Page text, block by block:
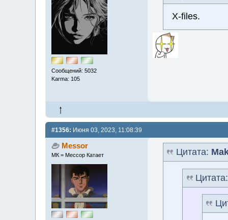
Сообщений: 5032
Karma: 105
X-files.
#1356: Июня 03, 2023, 11:08:39
Messor
МК = Мессор Катает Цитата: